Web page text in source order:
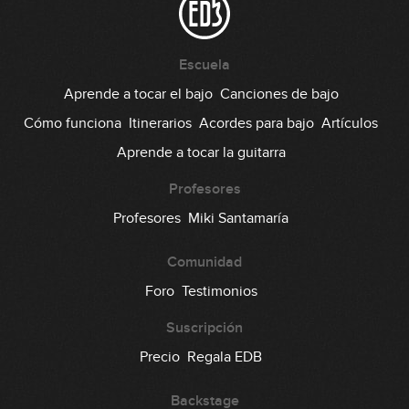
09:12 GRATIS
#94: Acordes en E
#95: Marcas rítmicas en Am
#96: Double Stops en G
Escuela
Aprende a tocar el bajo Canciones de bajo
Cómo funciona Itinerarios Acordes para bajo Artículos
Aprende a tocar la guitarra
Profesores
Profesores Miki Santamaría
Comunidad
Foro Testimonios
Suscripción
Precio Regala EDB
Backstage